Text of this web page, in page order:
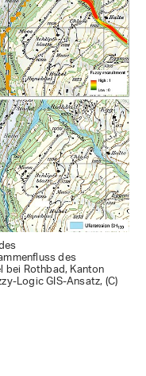
des
Rothbad, Kanton
Logic GIS-Ansatz, (C)